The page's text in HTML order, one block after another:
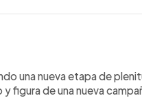
una nueva etapa de
figura de una nueva